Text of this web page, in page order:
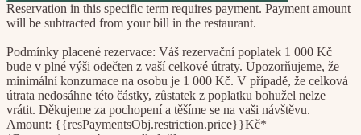
Reservation in this specific term requires payment. Payment amount
will be subtracted from your bill in the restaurant.
Podmínky placené rezervace: Váš rezervační poplatek 1 000 Kč
bude v plné výši odečten z vaší celkové útraty. Upozorňujeme, že
minimální konzumace na osobu je 1 000 Kč. V případě, že celková
útrata nedosáhne této částky, zůstatek z poplatku bohužel nelze
vrátit. Děkujeme za pochopení a těšíme se na vaši návštěvu.
Amount: {{resPaymentsObj.restriction.price}}Kč*